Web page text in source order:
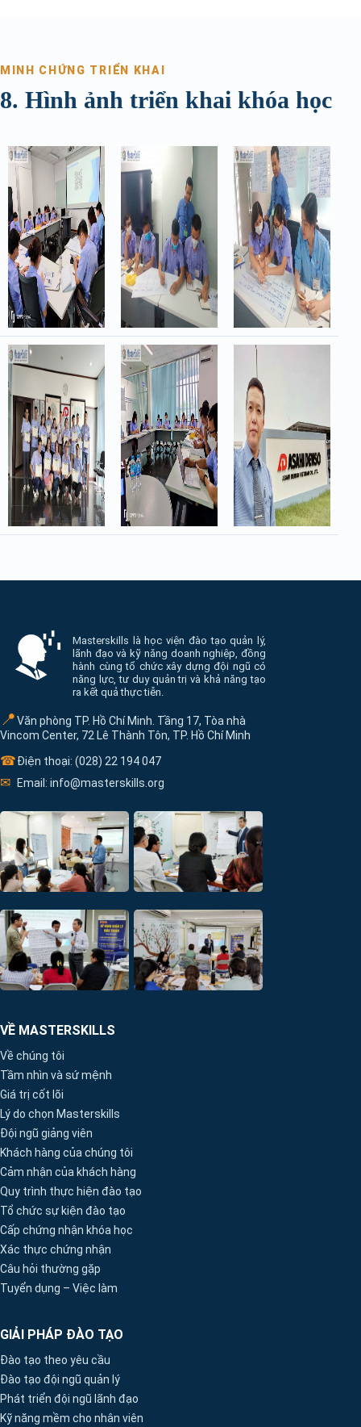
MINH CHỨNG TRIỂN KHAI
8. Hình ảnh triển khai khóa học
Thông tin và điều hướng cuối trang
Masterskills là học viện đào tạo quản lý,
lãnh đạo và kỹ năng doanh nghiệp, đồng
hành cùng tổ chức xây dựng đội ngũ có
năng lực, tư duy quản trị và khả năng tạo
ra kết quả thực tiễn.
📍Văn phòng TP. Hồ Chí Minh. Tầng 17, Tòa nhà
Vincom Center, 72 Lê Thành Tôn, TP. Hồ Chí Minh
☎Điện thoại: (028) 22 194 047
✉ Email: info@masterskills.org
VỀ MASTERSKILLS
Về chúng tôi
Tầm nhìn và sứ mệnh
Giá trị cốt lõi
Lý do chọn Masterskills
Đội ngũ giảng viên
Khách hàng của chúng tôi
Cảm nhận của khách hàng
Quy trình thực hiện đào tạo
Tổ chức sự kiện đào tạo
Cấp chứng nhận khóa học
Xác thực chứng nhận
Câu hỏi thường gặp
Tuyển dụng – Việc làm
GIẢI PHÁP ĐÀO TẠO
Đào tạo theo yêu cầu
Đào tạo đội ngũ quản lý
Phát triển đội ngũ lãnh đạo
Kỹ năng mềm cho nhân viên